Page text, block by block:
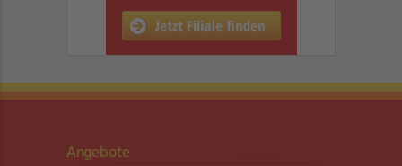
Angebote